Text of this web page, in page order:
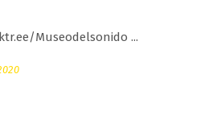
Museodelsonido